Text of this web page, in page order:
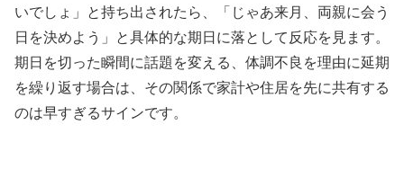
いでしょ」と持ち出されたら、「じゃあ来月、両親に会う
日を決めよう」と具体的な期日に落として反応を見ます。
期日を切った瞬間に話題を変える、体調不良を理由に延期
を繰り返す場合は、その関係で家計や住居を先に共有する
のは早すぎるサインです。